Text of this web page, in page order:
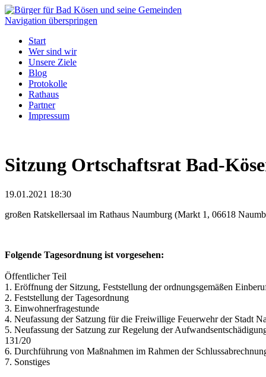
Navigation überspringen
Start
Wer sind wir
Unsere Ziele
Blog
Protokolle
Rathaus
Partner
Impressum
Sitzung Ortschaftsrat Bad-
19.01.2021 18:30
großen Ratskellersaal im Rathaus Naumburg (Markt 1, 06618
Folgende Tagesordnung ist vorgesehen:
Öffentlicher Teil
1. Eröffnung der Sitzung, Feststellung der ordnungsgemäßen
2. Feststellung der Tagesordnung
3. Einwohnerfragestunde
4. Neufassung der Satzung für die Freiwillige Feuerwehr der Stadt
5. Neufassung der Satzung zur Regelung der
131/20
6. Durchführung von Maßnahmen im Rahmen der
7. Sonstiges